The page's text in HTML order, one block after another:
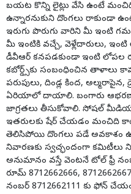
బయట కొన్ని లైట్లు వేసి ఉంటే
ఉన్నారనుకుని దొంగలు రాకుండా
ఇరుగు పొరుగు వారిని మీ ఇంటి
మీ ఇంటికి వచ్చే, వెళ్లేదారులు,
డీవీఆర్ కనపడకుండా ఇంటి లోపల
కబోర్డ్స్‌కు సంబంధించిన తాళాలు
పరుపులు, దిండ్ల కింద, అల్మరాపైన,
ఏరియాలో దాయాలి. బంగారు ఆభరణాలు
జాగ్రతలు తీసుకోవాలి. సోషల్
ఇతరులకు షేర్ చేయడం మంచిది
తెలిసిపోయి దొంగలు పడే అవకాశం
నివారణకు స్వచ్ఛందంగా
అనుమానం వస్తే వెంటనే టోల్ ఫ్రీ
రూమ్ 8712662666,
నంబర్ 8712662111 కు ఫోన్